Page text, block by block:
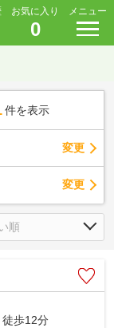
お気に入り
0
メニュー
件を表示
変更
変更
徒歩12分